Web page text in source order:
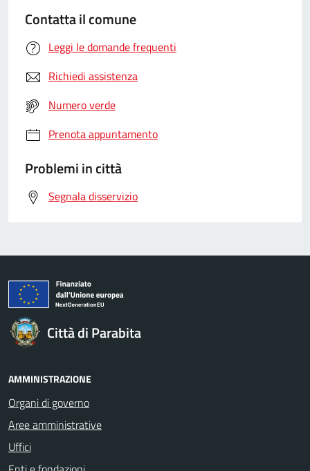
Contatta il comune
Leggi le domande frequenti
Richiedi assistenza
Numero verde
Prenota appuntamento
Problemi in città
Segnala disservizio
Città di Parabita
AMMINISTRAZIONE
Organi di governo
Aree amministrative
Uffici